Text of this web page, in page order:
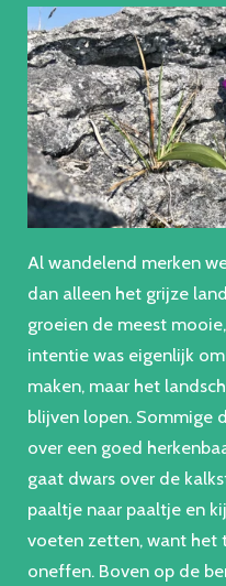
Al wandelend merken
dan alleen het grijze
groeien de meest
intentie was eigenlijk
maken, maar het
blijven lopen. Sommige
over een goed
gaat dwars over de
paaltje naar paaltje en
voeten zetten, want het
oneffen. Boven op de